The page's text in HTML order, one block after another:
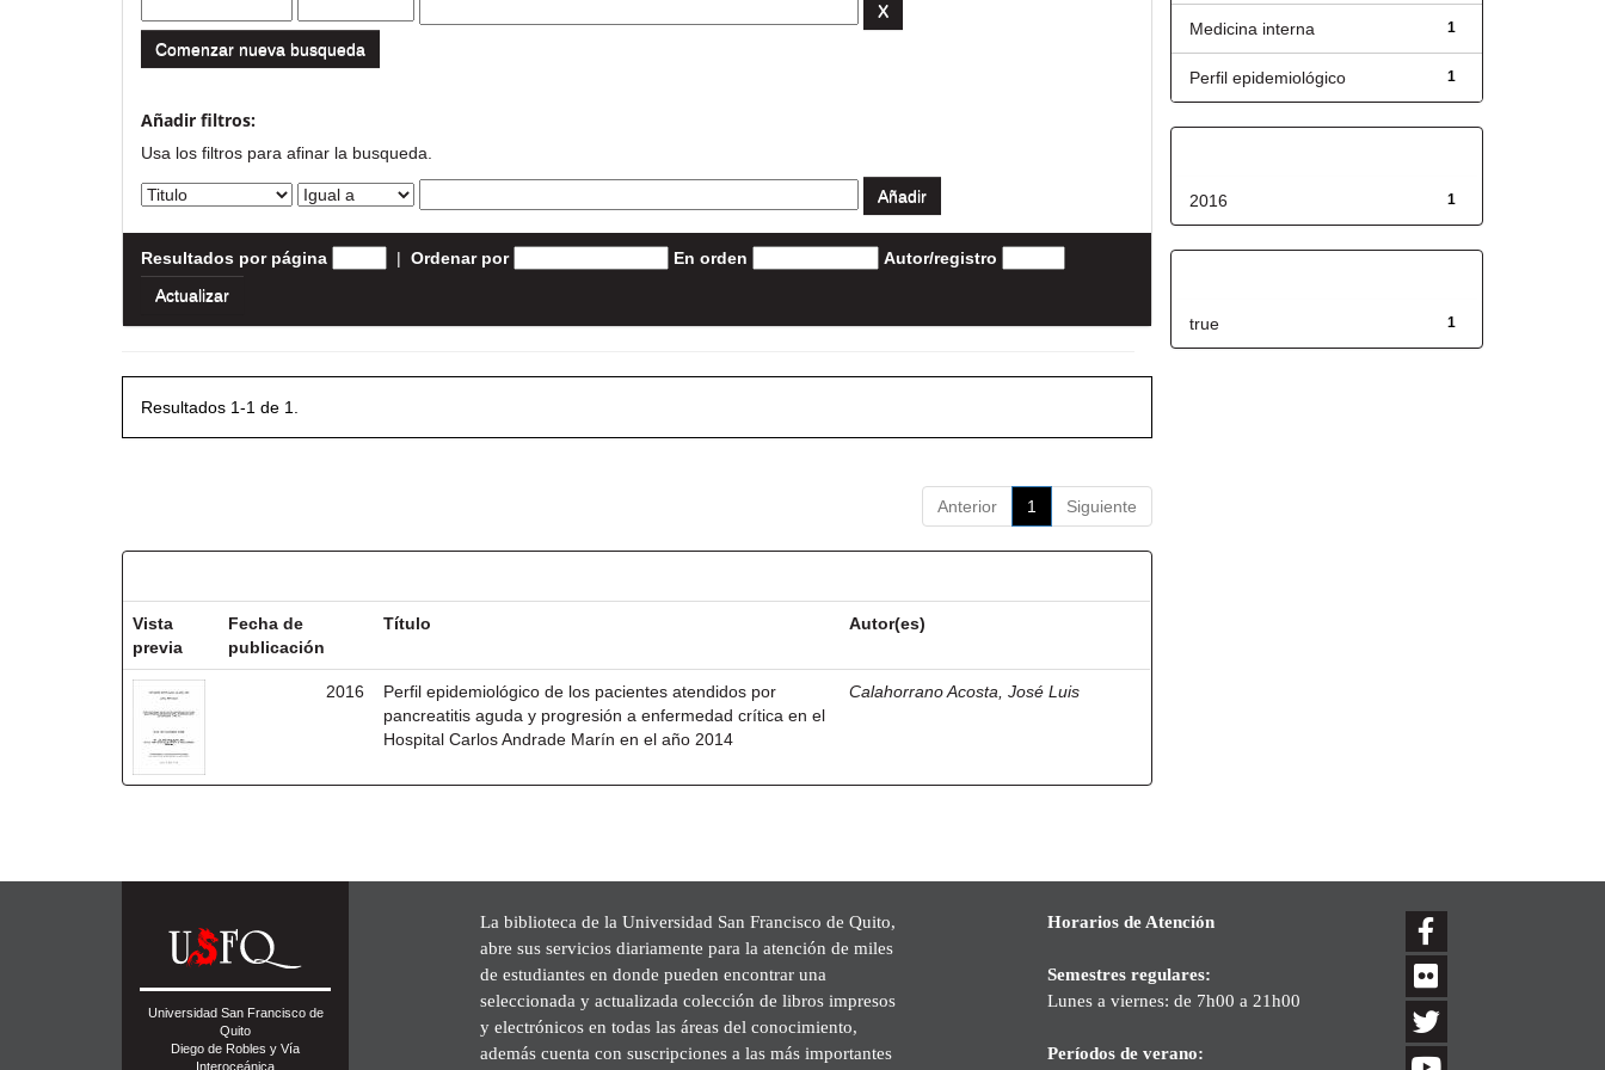
Comenzar nueva busqueda
Añadir filtros:
Usa los filtros para afinar la busqueda.
Resultados por página | Ordenar por En orden Autor/registro
Resultados 1-1 de 1.
Anterior 1 Siguiente
Vista
previa
Fecha de
publicación
Título Autor(es)
2016
Perfil epidemiológico de los pacientes atendidos por
pancreatitis aguda y progresión a enfermedad crítica en el
Hospital Carlos Andrade Marín en el año 2014
Calahorrano Acosta, José Luis
1
Medicina interna
1
Perfil epidemiológico
1
2016
1
true
Universidad San Francisco de
Quito
Diego de Robles y Vía
Interoceánica
La biblioteca de la Universidad San Francisco de Quito,
abre sus servicios diariamente para la atención de miles
de estudiantes en donde pueden encontrar una
seleccionada y actualizada colección de libros impresos
y electrónicos en todas las áreas del conocimiento,
además cuenta con suscripciones a las más importantes
Horarios de Atención
Semestres regulares:
Lunes a viernes: de 7h00 a 21h00
Períodos de verano: